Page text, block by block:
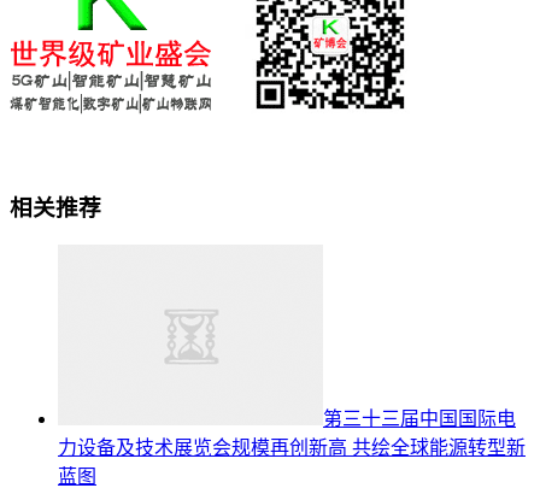
相关推荐
第三十三届中国国际电
力设备及技术展览会规模再创新高 共绘全球能源转型新
蓝图